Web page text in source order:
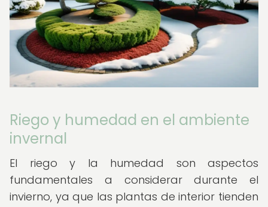
Riego y humedad en el ambiente
invernal
El riego y la humedad son aspectos
fundamentales a considerar durante el
invierno, ya que las plantas de interior tienden